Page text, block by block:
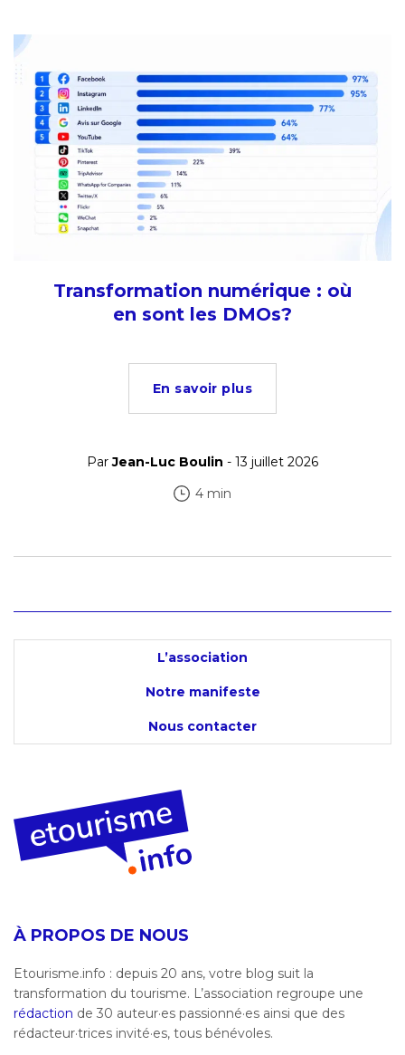
Transformation numérique : où
en sont les DMOs?
En savoir plus
ParJean-Luc Boulin - 13 juillet 2026
4 min
L’association
Notre manifeste
Nous contacter
À PROPOS DE NOUS
Etourisme.info : depuis 20 ans, votre blog suit la
transformation du tourisme. L’association regroupe une
rédaction de 30 auteur·es passionné·es ainsi que des
rédacteur·trices invité·es, tous bénévoles.